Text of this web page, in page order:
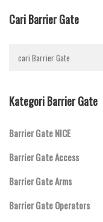
Cari Barrier Gate
Kategori Barrier Gate
Barrier Gate NICE
Barrier Gate Access
Barrier Gate Arms
Barrier Gate Operators